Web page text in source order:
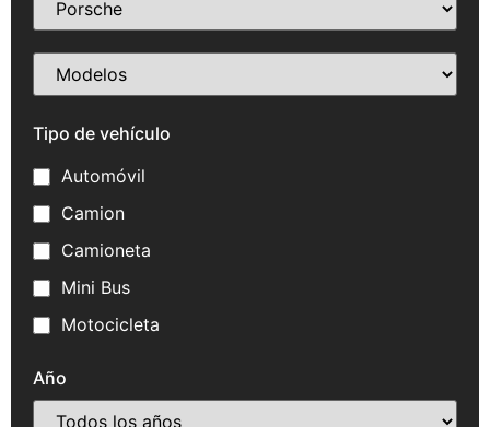
Tipo de vehículo
Automóvil
Camion
Camioneta
Mini Bus
Motocicleta
Año